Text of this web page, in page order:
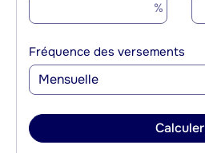
%
Fréquence des versements
Mensuelle
Calculer